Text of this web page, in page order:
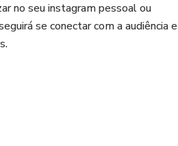
no seu instagram pessoal ou
se conectar com a audiência e